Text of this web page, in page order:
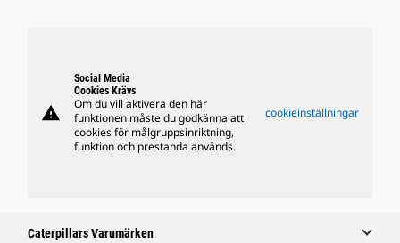
warning
Social Media
Cookies Krävs
Om du vill aktivera den här
funktionen måste du godkänna att
cookies för målgruppsinriktning,
funktion och prestanda används.
cookieinställningar
Caterpillars Varumärken